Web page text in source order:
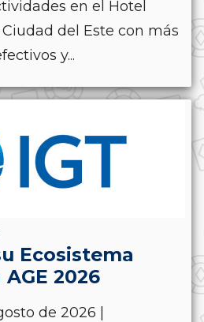
en el Hotel
del Este con más
y...
Ecosistema
2026
de 2026 |